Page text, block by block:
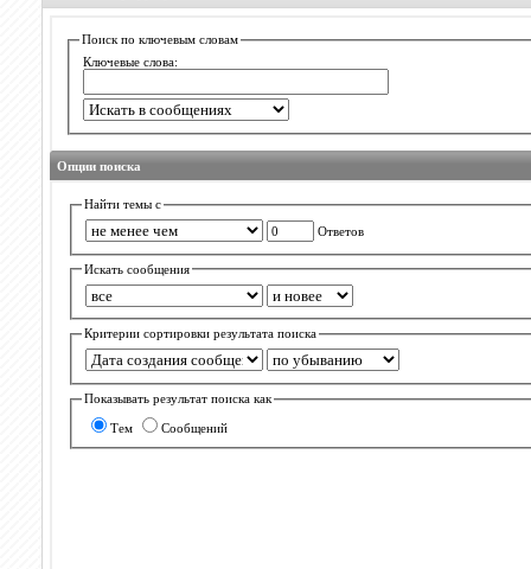
Поиск по ключевым словам
Ключевые слова:
Опции поиска
Найти темы с
Ответов
Искать сообщения
Критерии сортировки результата поиска
Показывать результат поиска как
Тем Сообщений